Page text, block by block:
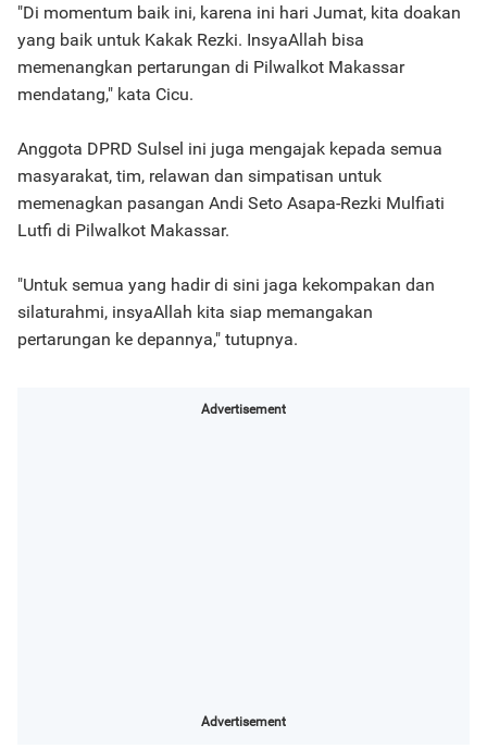
"Di momentum baik ini, karena ini hari Jumat, kita doakan
yang baik untuk Kakak Rezki. InsyaAllah bisa
memenangkan pertarungan di Pilwalkot Makassar
mendatang," kata Cicu.
Anggota DPRD Sulsel ini juga mengajak kepada semua
masyarakat, tim, relawan dan simpatisan untuk
memenagkan pasangan Andi Seto Asapa-Rezki Mulfiati
Lutfi di Pilwalkot Makassar.
"Untuk semua yang hadir di sini jaga kekompakan dan
silaturahmi, insyaAllah kita siap memangakan
pertarungan ke depannya," tutupnya.
Advertisement
Advertisement